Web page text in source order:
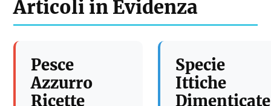
Articoli in Evidenza
Pesce
Azzurro
Ricette
Specie
Ittiche
Dimenticate